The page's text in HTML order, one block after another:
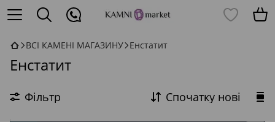
ВСІ КАМЕНІ МАГАЗИНУ Енстатит
Енстатит
Фільтр Спочатку нові